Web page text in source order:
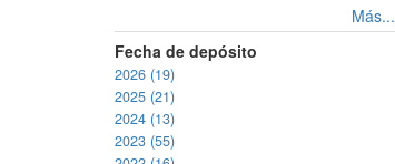
Más...
Fecha de depósito
2026 (19)
2025 (21)
2024 (13)
2023 (55)